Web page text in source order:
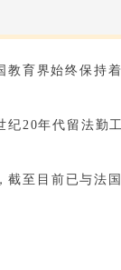
育界始终保持
20年代留法勤
截至目前 已与法